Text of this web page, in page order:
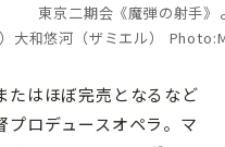
東京二期会《魔弾の射手》
大和悠河（ザミエル）
たはほぼ完売となるなど
ロデュースオペラ。マ